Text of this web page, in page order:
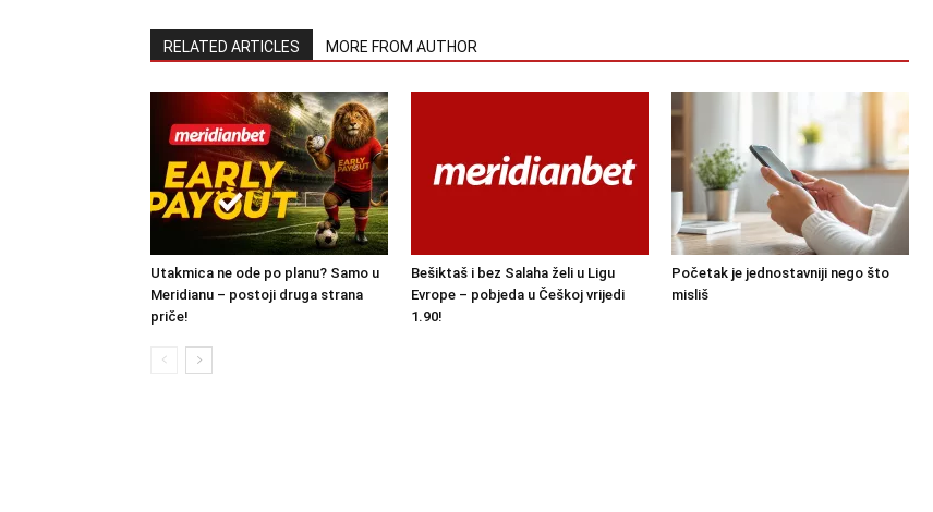
RELATED ARTICLES MORE FROM AUTHOR
Utakmica ne ode po planu? Samo u
Meridianu – postoji druga strana
priče!
Bešiktaš i bez Salaha želi u Ligu
Evrope – pobjeda u Češkoj vrijedi
1.90!
Početak je jednostavniji nego što
misliš